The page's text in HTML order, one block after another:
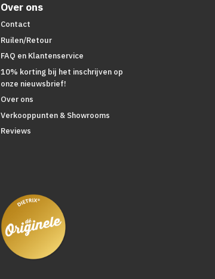
Over ons
Contact
Ruilen/Retour
FAQ en Klantenservice
10% korting bij het inschrijven op
onze nieuwsbrief!
Over ons
Verkooppunten & Showrooms
Reviews